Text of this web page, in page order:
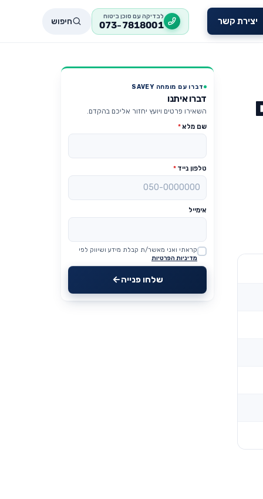
יצירת קשר לבדיקה עם סוכן ביטוח
073-7818001 חיפוש
דברו עם מומחה SAVEY
דברו איתנו
השאירו פרטים ויועץ יחזור אליכם בהקדם.
שם מלא*
טלפון נייד *
אימייל
Website
קראתי ואני מאשר/ת קבלת מידע ושיווק לפי
מדיניות הפרטיות
שלחו פנייה